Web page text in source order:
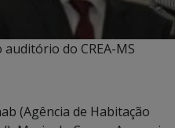
do CREA-MS
(Agência de Habitação